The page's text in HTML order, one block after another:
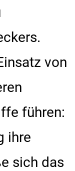
von
führen:
ihre
sich das